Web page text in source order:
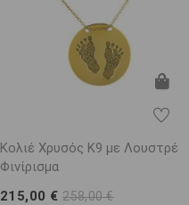
Κολιέ Χρυσός Κ9 με Λουστρέ
Φινίρισμα
215,00 €258,00 €